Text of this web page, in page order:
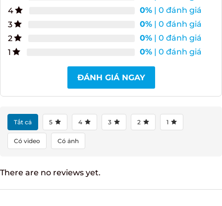
5 0%| 0 đánh giá
4
0%| 0 đánh giá
3
0%| 0 đánh giá
2
0%| 0 đánh giá
0%| 0 đánh giá
ĐÁNH GIÁ NGAY
Tất cả 5 4